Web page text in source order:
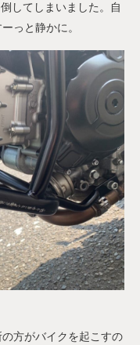
してしまいました。自
っと静かに。
方がバイクを起こすの